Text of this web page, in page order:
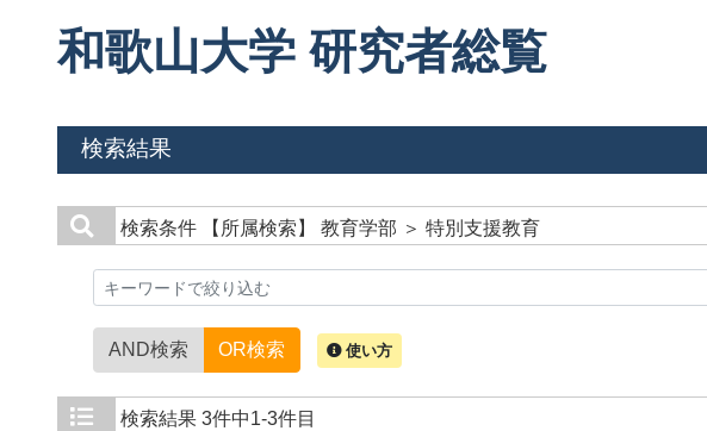
和歌山大学 研究者総覧
検索結果
検索条件 【所属検索】 教育学部 ＞ 特別支援教育
AND検索 OR検索 使い方
検索結果 3件中1-3件目